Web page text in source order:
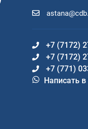
+7 (7172)
+7 (7172)
+7 (771)
Написать